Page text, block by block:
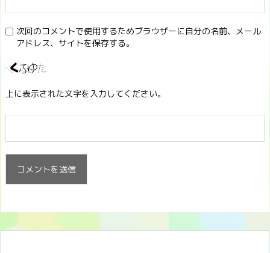
次回のコメントで使用するためブラウザーに自分の名前、メール
アドレス、サイトを保存する。
上に表示された文字を入力してください。